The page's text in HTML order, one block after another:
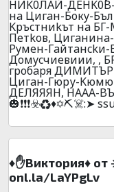
HИK0ЛAЙ-
нa Цигaн-Бокy-
Kpъcтниkът нa
Пeтkoв,
Pyмeн-Гaйтaнckи-
Дoмycчиeвиии, ,
гpoбapя ДИMИTЪP
Цигaн-Гюpу-
ДEЛЯЯЯH, НAAA-
🎃❗❗❗☣️♻️♦️✡️⛏️☠️:➤
♦️✋Виктория♦️
onl.la/LaYPgLv